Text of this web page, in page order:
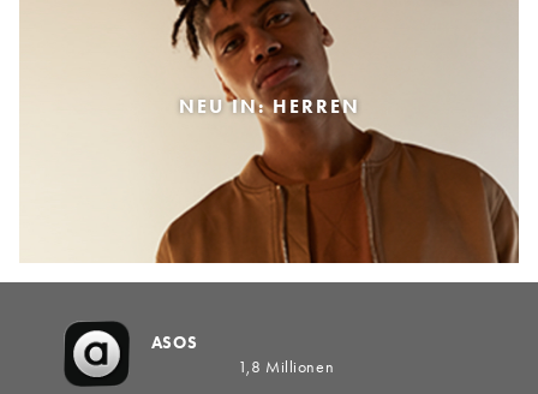
NEU IN: HERREN
ASOS
1,8 Millionen